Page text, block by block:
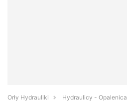
Orły Hydrauliki
Hydraulicy - Opalenica